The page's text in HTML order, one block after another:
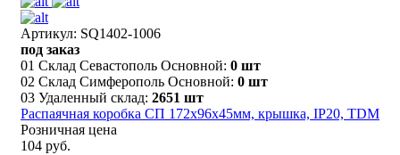
Артикул: SQ1402-1006
под заказ
01 Склад Севастополь Основной: 0 шт
02 Склад Симферополь Основной: 0 шт
03 Удаленный склад: 2651 шт
Распаячная коробка СП 172х96х45мм, крышка, IP20, TDM
Розничная цена
104 руб.